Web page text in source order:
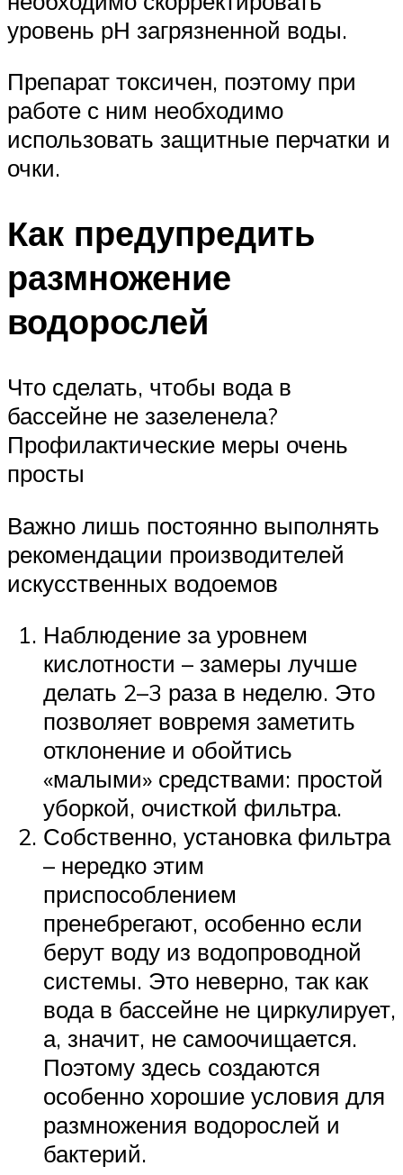
уровень рН загрязненной воды.
Препарат токсичен, поэтому при
работе с ним необходимо
использовать защитные перчатки и
очки.
Как предупредить
размножение
водорослей
Что сделать, чтобы вода в
бассейне не зазеленела?
Профилактические меры очень
просты
Важно лишь постоянно выполнять
рекомендации производителей
искусственных водоемов
Наблюдение за уровнем
кислотности – замеры лучше
делать 2–3 раза в неделю. Это
позволяет вовремя заметить
отклонение и обойтись
«малыми» средствами: простой
уборкой, очисткой фильтра.
Собственно, установка фильтра
– нередко этим
приспособлением
пренебрегают, особенно если
берут воду из водопроводной
системы. Это неверно, так как
вода в бассейне не циркулирует,
а, значит, не самоочищается.
Поэтому здесь создаются
особенно хорошие условия для
размножения водорослей и
бактерий.